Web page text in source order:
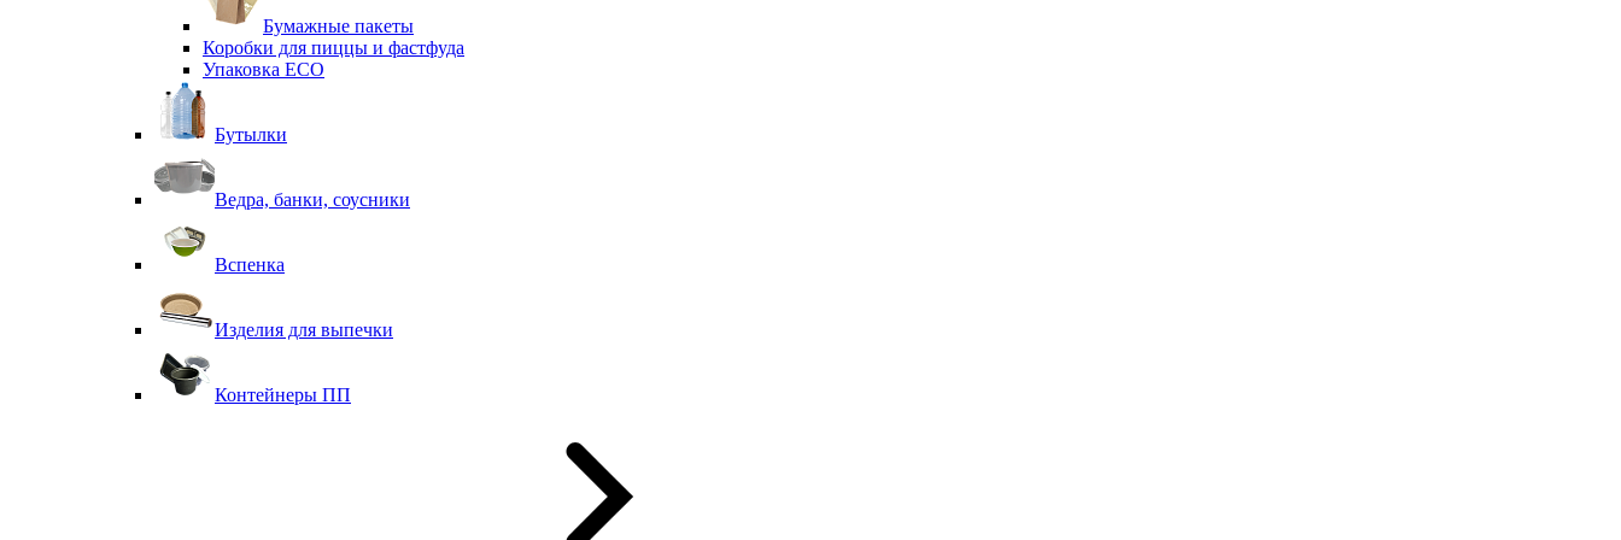
Бумажные пакеты
Коробки для пиццы и фастфуда
Упаковка ECO
Бутылки
Ведра, банки, соусники
Вспенка
Изделия для выпечки
Контейнеры ПП